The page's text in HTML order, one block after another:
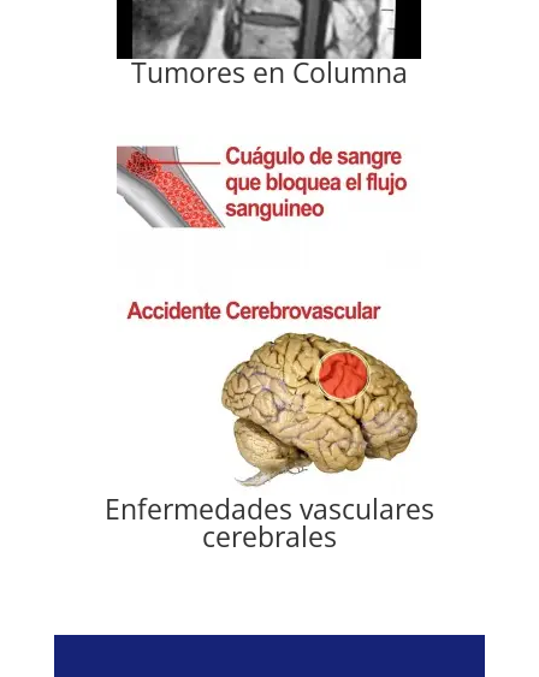
Tumores en Columna
Enfermedades vasculares
cerebrales